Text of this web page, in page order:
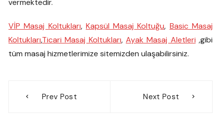
VİP Masaj Koltukları, Kapsül Masaj Koltuğu, Basic Masaj
Koltukları,Ticari Masaj Koltukları,Ayak Masaj Aletleri ,gibi
tüm masaj hizmetlerimize sitemizden ulaşabilirsiniz.
gezinmesi
Prev Post Next Post